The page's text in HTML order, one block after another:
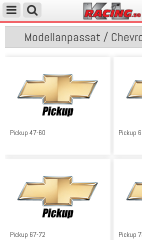
Modellanpassat /
Pickup 47-60 Pickup
Pickup 67-72 Pickup